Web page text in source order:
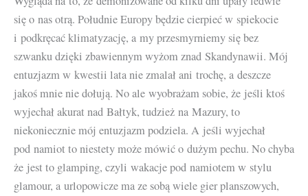
się o nas otrą. Południe Europy będzie cierpieć w spiekocie
i podkręcać klimatyzację, a my przesmyrniemy się bez
szwanku dzięki zbawiennym wyżom znad Skandynawii. Mój
entuzjazm w kwestii lata nie zmalał ani trochę, a deszcze
jakoś mnie nie dołują. No ale wyobrażam sobie, że jeśli ktoś
wyjechał akurat nad Bałtyk, tudzież na Mazury, to
niekoniecznie mój entuzjazm podziela. A jeśli wyjechał
pod namiot to niestety może mówić o dużym pechu. No chyba
że jest to glamping, czyli wakacje pod namiotem w stylu
glamour, a urlopowicze ma ze sobą wiele gier planszowych,